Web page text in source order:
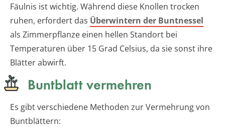
Fäulnis ist wichtig. Während diese Knollen trocken
ruhen, erfordert das Überwintern der Buntnessel
als Zimmerpflanze einen hellen Standort bei
Temperaturen über 15 Grad Celsius, da sie sonst ihre
Blätter abwirft.
Buntblatt vermehren
Es gibt verschiedene Methoden zur Vermehrung von
Buntblättern: